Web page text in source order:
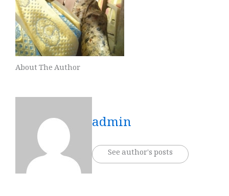
About The Author
admin
See author's posts